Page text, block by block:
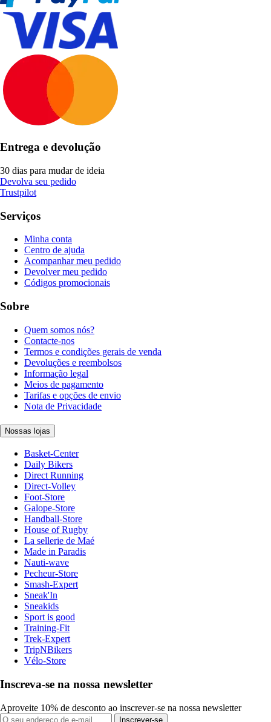
Entrega e devolução
30 dias para mudar de ideia
Devolva seu pedido
Trustpilot
Serviços
Minha conta
Centro de ajuda
Acompanhar meu pedido
Devolver meu pedido
Códigos promocionais
Sobre
Quem somos nós?
Contacte-nos
Termos e condições gerais de venda
Devoluções e reembolsos
Informação legal
Meios de pagamento
Tarifas e opções de envio
Nota de Privacidade
Nossas lojas
Basket-Center
Daily Bikers
Direct Running
Direct-Volley
Foot-Store
Galope-Store
Handball-Store
House of Rugby
La sellerie de Maé
Made in Paradis
Nauti-wave
Pecheur-Store
Smash-Expert
Sneak'In
Sneakids
Sport is good
Training-Fit
Trek-Expert
TripNBikers
Vélo-Store
Inscreva-se na nossa newsletter
Aproveite 10% de desconto ao inscrever-se na nossa newsletter
Inscrever-se